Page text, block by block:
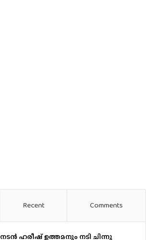
Recent Comments
നടന്‍ ഹരീഷ് ഉത്തമനും നടി ചിന്നു